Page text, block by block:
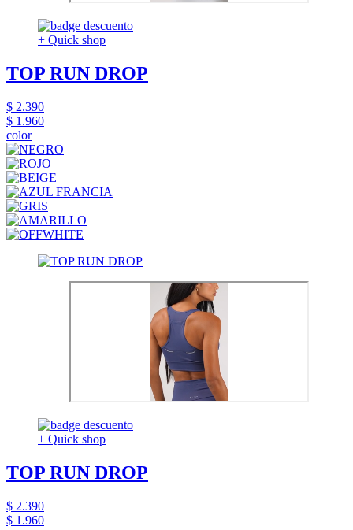
+ Quick shop
TOP RUN DROP
$ 2.390
$ 1.960
color
+ Quick shop
TOP RUN DROP
$ 2.390
$ 1.960